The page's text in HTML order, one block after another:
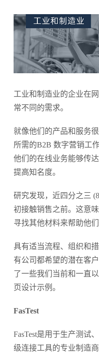
工业和制造业的企业在
常不同的需求。
就像他们的产品和服务
所需的B2B 数字营销工
他们的在线业务能够传
提高知名度。
研究发现，近四分之三
初接触销售之前。这意
寻找其他材料来帮助他们
具有适当流程、组织和
有公司都希望的潜在客
了一些我们当前和一直
页设计示例。
FasTest
FasTest是用于生产测试
级连接工具的专业制造